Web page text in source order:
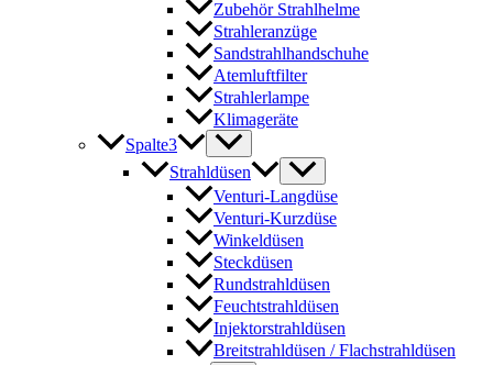
Zubehör Strahlhelme
Strahleranzüge
Sandstrahlhandschuhe
Atemluftfilter
Strahlerlampe
Klimageräte
Spalte3
Strahldüsen
Venturi-Langdüse
Venturi-Kurzdüse
Winkeldüsen
Steckdüsen
Rundstrahldüsen
Feuchtstrahldüsen
Injektorstrahldüsen
Breitstrahldüsen / Flachstrahldüsen